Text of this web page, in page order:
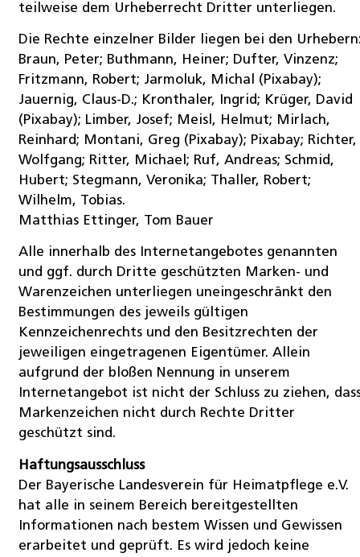
teilweise dem Urheberrecht Dritter unterliegen.
Die Rechte einzelner Bilder liegen bei den
Braun, Peter; Buthmann, Heiner; Dufter, Vinzenz;
Fritzmann, Robert; Jarmoluk, Michal (Pixabay);
Jauernig, Claus-D.; Kronthaler, Ingrid; Krüger, David
(Pixabay); Limber, Josef; Meisl, Helmut; Mirlach,
Reinhard; Montani, Greg (Pixabay); Pixabay; Richter,
Wolfgang; Ritter, Michael; Ruf, Andreas; Schmid,
Hubert; Stegmann, Veronika; Thaller, Robert;
Wilhelm, Tobias.
Matthias Ettinger, Tom Bauer
Alle innerhalb des Internetangebotes genannten
und ggf. durch Dritte geschützten Marken- und
Warenzeichen unterliegen uneingeschränkt den
Bestimmungen des jeweils gültigen
Kennzeichenrechts und den Besitzrechten der
jeweiligen eingetragenen Eigentümer. Allein
aufgrund der bloßen Nennung in unserem
Internetangebot ist nicht der Schluss zu ziehen,
Markenzeichen nicht durch Rechte Dritter
geschützt sind.
Haftungsausschluss
Der Bayerische Landesverein für Heimatpflege e.V.
hat alle in seinem Bereich bereitgestellten
Informationen nach bestem Wissen und Gewissen
erarbeitet und geprüft. Es wird jedoch keine